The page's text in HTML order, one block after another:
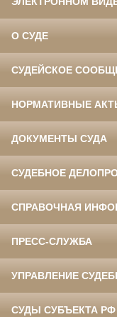
О СУДЕ
СУДЕЙСКОЕ
НОРМАТИВНЫЕ
ДОКУМЕНТЫ СУДА
СУДЕБНОЕ
СПРАВОЧНАЯ
ПРЕСС-СЛУЖБА
УПРАВЛЕНИЕ
СУДЫ СУБЪЕКТА РФ